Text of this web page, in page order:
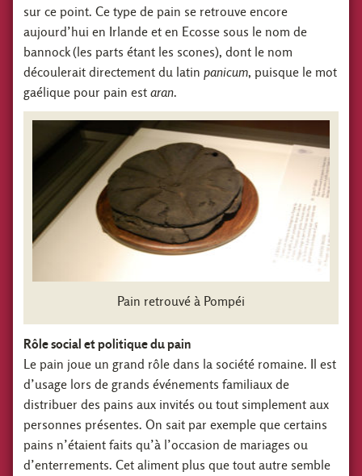
sur ce point. Ce type de pain se retrouve encore
aujourd’hui en Irlande et en Ecosse sous le nom de
bannock (les parts étant les scones), dont le nom
découlerait directement du latin panicum, puisque le mot
gaélique pour pain estaran.
Pain retrouvé à Pompéi
Rôle social et politique du pain
Le pain joue un grand rôle dans la société romaine. Il est
d’usage lors de grands événements familiaux de
distribuer des pains aux invités ou tout simplement aux
personnes présentes. On sait par exemple que certains
pains n’étaient faits qu’à l’occasion de mariages ou
d’enterrements. Cet aliment plus que tout autre semble